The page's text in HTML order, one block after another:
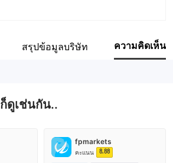
สรุปข้อมูลบริษัท ความคิดเห็น
ก็ดูเช่นกัน..
fpmarkets
คะแนน 8.88